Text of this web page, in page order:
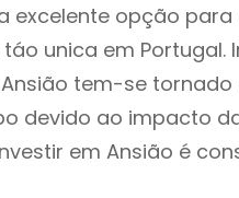
excelente opção
unica em Portugal.
tem-se tornado
devido ao impacto
em Ansião é